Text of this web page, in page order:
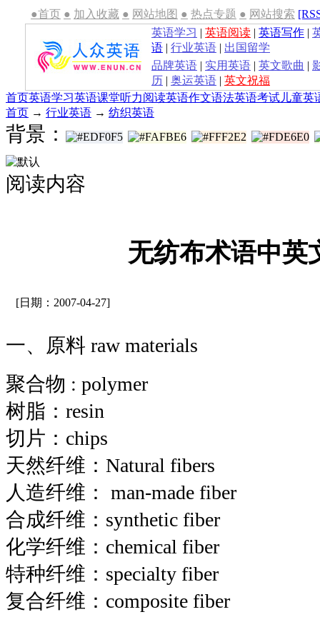
●首页 ● 加入收藏 ● 网站地图 ● 热点专题 ● 网站搜索
英语学习 | 英语阅读 | 英语写作 |
语 | 行业英语 | 出国留学
品牌英语 | 实用英语 | 英文歌曲 |
历 | 奥运英语 | 英文祝福
首页英语学习英语课堂听力阅读英语作文语法英语考试 儿童英
首页 → 行业英语 → 纺织英语
背景：
阅读内容
无纺布术语中英
[日期：2007-04-27]
一、原料 raw materials
聚合物 : polymer
树脂：resin
切片：chips
天然纤维：Natural fibers
人造纤维： man-made fiber
合成纤维：synthetic fiber
化学纤维：chemical fiber
特种纤维：specialty fiber
复合纤维：composite fiber